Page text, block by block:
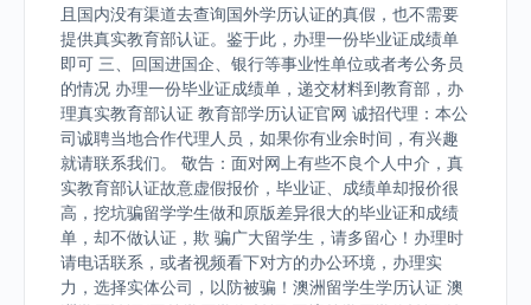
且国内没有渠道去查询国外学历认证的真假，也不需要
提供真实教育部认证。鉴于此，办理一份毕业证成绩单
即可 三、回国进国企、银行等事业性单位或者考公务员
的情况 办理一份毕业证成绩单，递交材料到教育部，办
理真实教育部认证 教育部学历认证官网 诚招代理：本公
司诚聘当地合作代理人员，如果你有业余时间，有兴趣
就请联系我们。 敬告：面对网上有些不良个人中介，真
实教育部认证故意虚假报价，毕业证、成绩单却报价很
高，挖坑骗留学学生做和原版差异很大的毕业证和成绩
单，却不做认证，欺 骗广大留学生，请多留心！办理时
请电话联系，或者视频看下对方的办公环境，办理实
力，选择实体公司，以防被骗！澳洲留学生学历认证 澳